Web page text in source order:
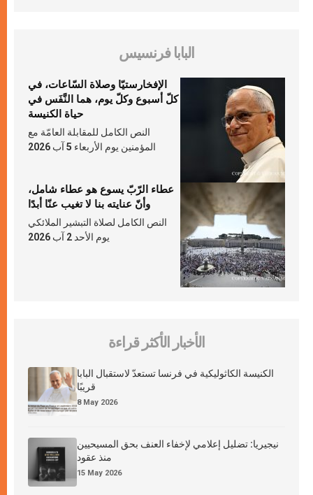
البابا فرنسيس
الإفخارستيّا وصلاة السّاعات، في
كلّ أسبوع وكلّ يوم، هما النَّفَس في
حياة الكنيسة
النص الكامل للمقابلة العامّة مع
المؤمنين يوم الأربعاء 5 آب 2026
عطاء الرّبّ يسوع هو عطاء شامل،
وأنّ عنايته بنا لا تغيب عنّا أبدًا
النص الكامل لصلاة التبشير الملائكي
يوم الأحد 2 آب 2026
الأخبار الأكثر قراءة
الكنيسة الكاثوليكية في فرنسا تستعدّ لاستقبال البابا
قريبًا
8 May 2026
نيجيريا: تضليل إعلامي لإخفاء العنف بحق المسيحيين
منذ عقود
15 May 2026